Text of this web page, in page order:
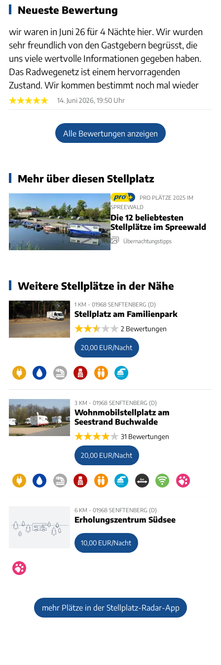
Neueste Bewertung
wir waren in Juni 26 für 4 Nächte hier. Wir wurden
sehr freundlich von den Gastgebern begrüsst, die
uns viele wertvolle Informationen gegeben haben.
Das Radwegenetz ist einem hervorragenden
Zustand. Wir kommen bestimmt noch mal wieder
14. Juni 2026, 19:50 Uhr
Alle Bewertungen anzeigen
Mehr über diesen Stellplatz
PRO PLÄTZE 2025 IM
SPREEWALD
Die 12 beliebtesten
Stellplätze im Spreewald
Übernachtungstipps
Weitere Stellplätze in der Nähe
1 KM - 01968 SENFTENBERG (D)
Stellplatz am Familienpark
2 Bewertungen
20,00 EUR/Nacht
3 KM - 01968 SENFTENBERG (D)
Wohnmobilstellplatz am
Seestrand Buchwalde
31 Bewertungen
20,00 EUR/Nacht
6 KM - 01968 SENFTENBERG (D)
Erholungszentrum Südsee
10,00 EUR/Nacht
mehr Plätze in der Stellplatz-Radar-App